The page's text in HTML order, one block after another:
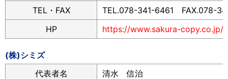
TEL・FAX
TEL.078-341-6461 FAX.078-
HP
https://www.sakura-copy.co.jp/
(株)シミズ
代表者名
清水 信治